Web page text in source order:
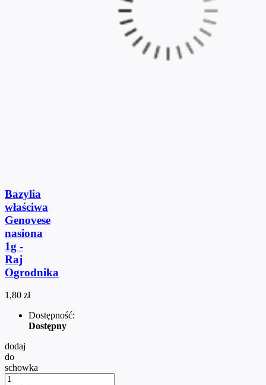
Bazylia
właściwa
Genovese
nasiona
1g -
Raj
Ogrodnika
1,80 zł
Dostępność:
Dostępny
dodaj
do
schowka